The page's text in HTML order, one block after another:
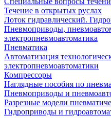
Течение в открытых руслах
Лоток гидравлический.
Пневмоприводы,
электропневмоавтоматика
Пневматика
Автоматизация
электропневмоавтоматики
Компрессоры
Наглядные пособия по
Пневмоприводы и
Разрезные модели
Гидроприводы и